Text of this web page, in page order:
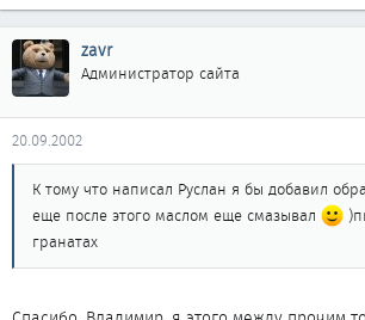
zavr
Администратор сайта
20.09.2002
К тому что написал Руслан я бы добавил
еще после этого маслом еще смазывал
гранатах